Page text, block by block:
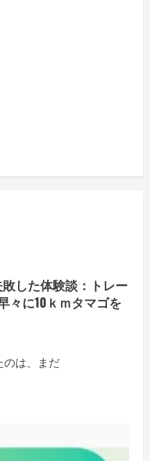
した体験談：トレー
々に10ｋｍタマゴを
のは、まだ